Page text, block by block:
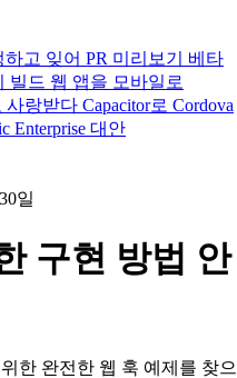
하고 잊어 PR 미리보기 베타
빌드 웹 앱을 모바일로
사랑받다 Capacitor로 Cordova
Enterprise 대안
일
구현 방법 안
한 완전한 웹 훅 예제를 찾으